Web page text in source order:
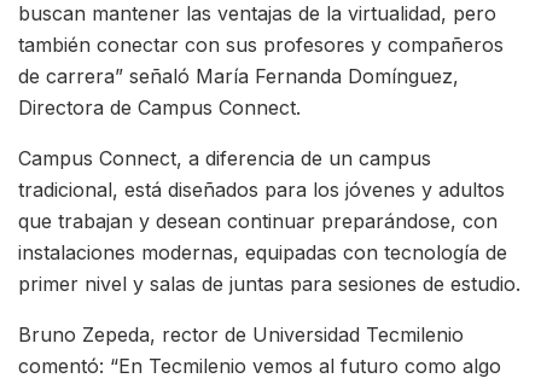
buscan mantener las ventajas de la virtualidad, pero
también conectar con sus profesores y compañeros
de carrera” señaló María Fernanda Domínguez,
Directora de Campus Connect.
Campus Connect, a diferencia de un campus
tradicional, está diseñados para los jóvenes y adultos
que trabajan y desean continuar preparándose, con
instalaciones modernas, equipadas con tecnología de
primer nivel y salas de juntas para sesiones de estudio.
Bruno Zepeda, rector de Universidad Tecmilenio
comentó: “En Tecmilenio vemos al futuro como algo